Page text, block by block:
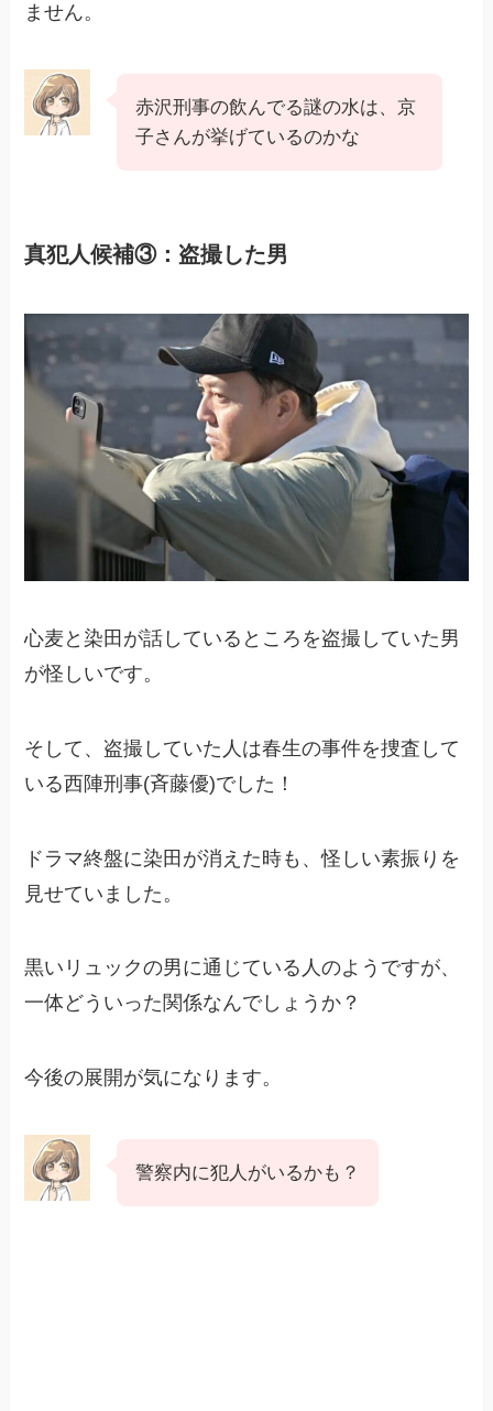
ません。
赤沢刑事の飲んでる謎の水は、京
子さんが挙げているのかな
真犯人候補③：盗撮した男
心麦と染田が話しているところを盗撮していた男
が怪しいです。
そして、盗撮していた人は春生の事件を捜査して
いる西陣刑事(斉藤優)でした！
ドラマ終盤に染田が消えた時も、怪しい素振りを
見せていました。
黒いリュックの男に通じている人のようですが、
一体どういった関係なんでしょうか？
今後の展開が気になります。
警察内に犯人がいるかも？